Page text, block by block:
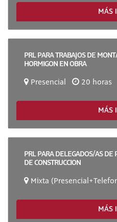
MÁS
PRL PARA TRABAJOS DE
HORMIGON EN OBRA
Presencial 20 horas
MÁS
PRL PARA DELEGADOS/AS DE
DE CONSTRUCCION
Mixta
MÁS